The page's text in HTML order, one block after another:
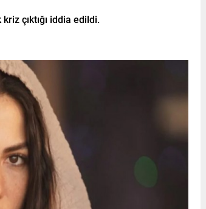
çıktığı iddia edildi.